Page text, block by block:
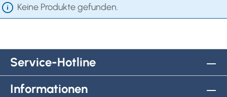
Keine Produkte gefunden.
Service-Hotline
Informationen